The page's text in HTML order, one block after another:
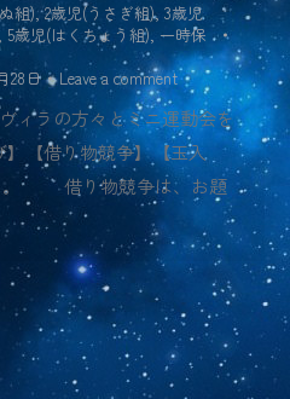
組),2歳児(うさぎ組), 3歳児
, 5歳児(はくちょう組), 一時保
28日 Leave a comment
ィラの方々とミニ運動会を
【借り物競争】【玉入
。 借り物競争は、お題